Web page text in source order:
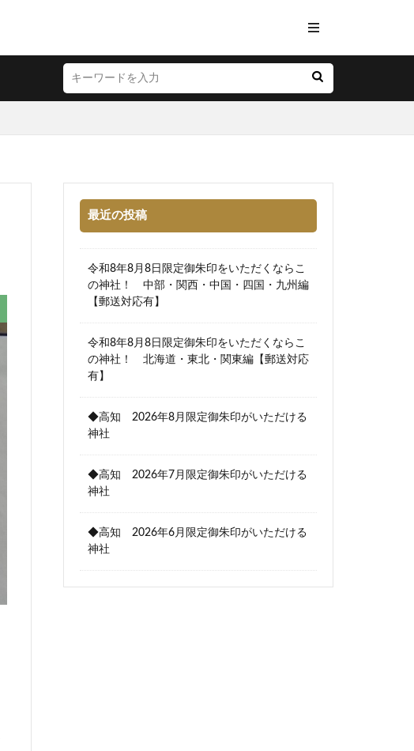
最近の投稿
令和8年8月8日限定御朱印をいただくならこ
の神社！ 中部・関西・中国・四国・九州編
【郵送対応有】
令和8年8月8日限定御朱印をいただくならこ
の神社！ 北海道・東北・関東編【郵送対応
有】
◆高知 2026年8月限定御朱印がいただける
神社
◆高知 2026年7月限定御朱印がいただける
神社
◆高知 2026年6月限定御朱印がいただける
神社